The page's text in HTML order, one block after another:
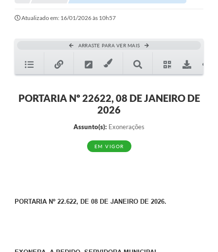
Atualizado em: 16/01/2026 às 10h57
ARRASTE PARA VER MAIS
PORTARIA Nº 22622, 08 DE JANEIRO DE
2026
Assunto(s): Exonerações
EM VIGOR
PORTARIA Nº 22.622, DE 08 DE JANEIRO DE 2026.